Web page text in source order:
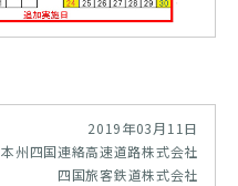
2019年03月11日
本州四国連絡高速道路株式会社
四国旅客鉄道株式会社